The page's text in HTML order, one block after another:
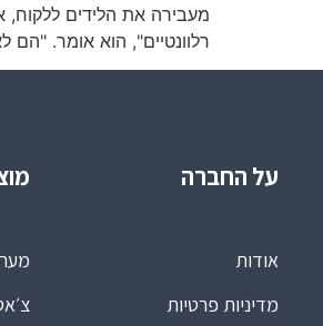
מעבירה את הלידים
רלוונטיים", הוא אומר. "הם
על החברה
אודות
מדיניות פרטיות